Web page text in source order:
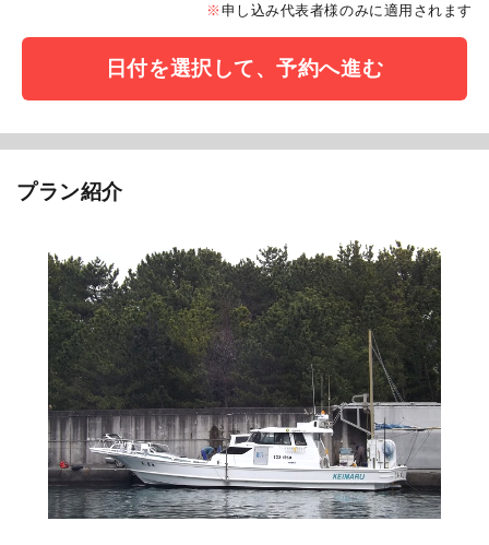
申し込み代表者様のみに適用されます
日付を選択して、予約へ進む
プラン紹介